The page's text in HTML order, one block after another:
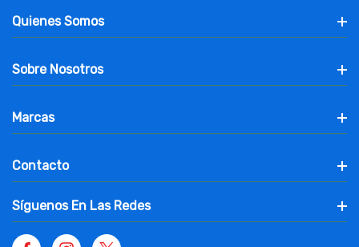
Quienes Somos
Sobre Nosotros
Marcas
Contacto
Síguenos En Las Redes